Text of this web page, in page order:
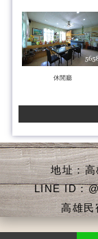
休閒廳
地址：
LINE ID：
高雄民